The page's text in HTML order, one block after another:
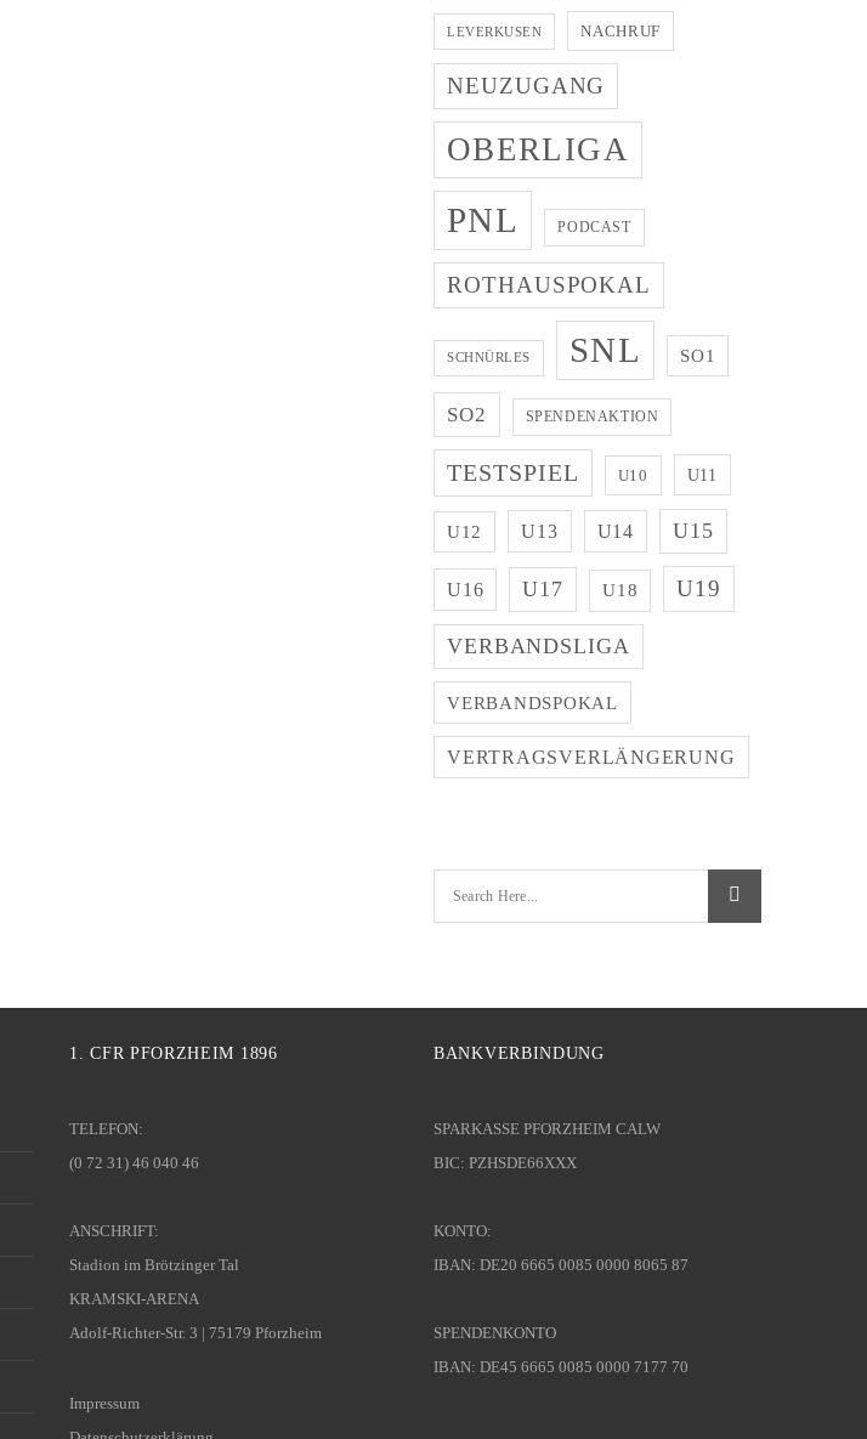
LEVERKUSEN NACHRUF
NEUZUGANG
OBERLIGA
PNL PODCAST
ROTHAUSPOKAL
SCHNÜRLES SNL SO1
SO2 SPENDENAKTION
TESTSPIEL U10 U11
U12 U13 U14 U15
U16 U17 U18 U19
VERBANDSLIGA
VERBANDSPOKAL
VERTRAGSVERLÄNGERUNG
1. CFR PFORZHEIM 1896
TELEFON:
(0 72 31) 46 040 46
ANSCHRIFT:
Stadion im Brötzinger Tal
KRAMSKI-ARENA
Adolf-Richter-Str. 3 | 75179 Pforzheim
Impressum
BANKVERBINDUNG
SPARKASSE PFORZHEIM CALW
BIC: PZHSDE66XXX
KONTO:
IBAN: DE20 6665 0085 0000 8065 87
SPENDENKONTO
IBAN: DE45 6665 0085 0000 7177 70